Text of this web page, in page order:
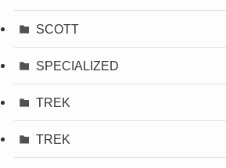
SCOTT
SPECIALIZED
TREK
TREK